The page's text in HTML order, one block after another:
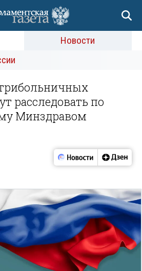
Новости
расследовать по
Минздравом